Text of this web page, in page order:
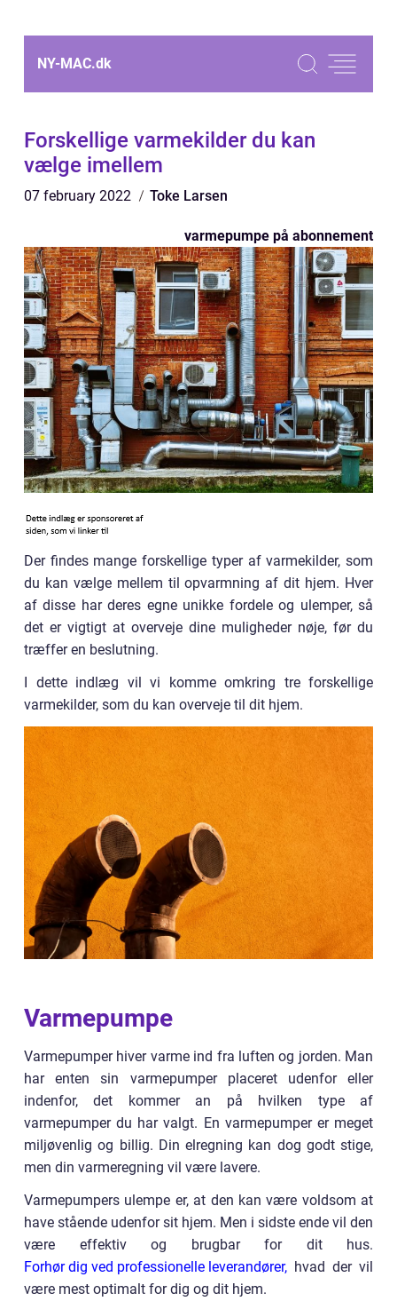
NY-MAC.dk
Forskellige varmekilder du kan
vælge imellem
07 february 2022 Toke Larsen
varmepumpe på abonnement
Der findes mange forskellige typer af varmekilder, som
du kan vælge mellem til opvarmning af dit hjem. Hver
af disse har deres egne unikke fordele og ulemper, så
det er vigtigt at overveje dine muligheder nøje, før du
træffer en beslutning.
I dette indlæg vil vi komme omkring tre forskellige
varmekilder, som du kan overveje til dit hjem.
Varmepumpe
Varmepumper hiver varme ind fra luften og jorden. Man
har enten sin varmepumper placeret udenfor eller
indenfor, det kommer an på hvilken type af
varmepumper du har valgt. En varmepumper er meget
miljøvenlig og billig. Din elregning kan dog godt stige,
men din varmeregning vil være lavere.
Varmepumpers ulempe er, at den kan være voldsom at
have stående udenfor sit hjem. Men i sidste ende vil den
være effektiv og brugbar for dit hus.
Forhør dig ved professionelle leverandører, hvad der vil
være mest optimalt for dig og dit hjem.